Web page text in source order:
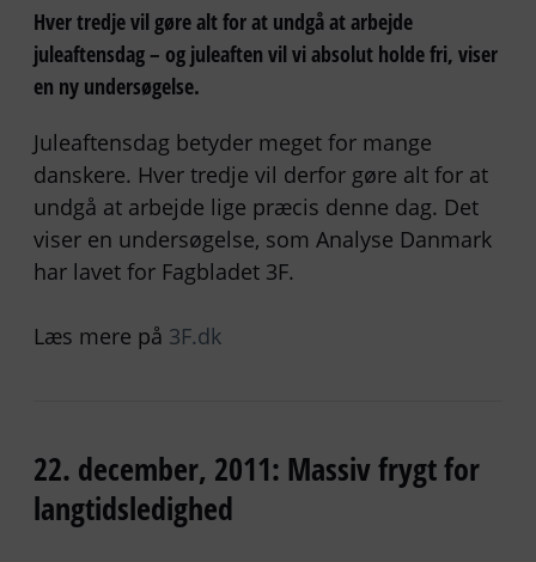
Hver tredje vil gøre alt for at undgå at arbejde
juleaftensdag – og juleaften vil vi absolut holde fri, viser
en ny undersøgelse.
Juleaftensdag betyder meget for mange
danskere. Hver tredje vil derfor gøre alt for at
undgå at arbejde lige præcis denne dag. Det
viser en undersøgelse, som Analyse Danmark
har lavet for Fagbladet 3F.
Læs mere på 3F.dk
22. december, 2011: Massiv frygt for
langtidsledighed